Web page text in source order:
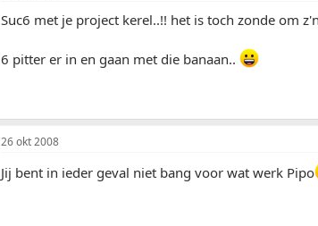
Suc6 met je project kerel..!! het is toch zonde om
6 pitter er in en gaan met die banaan..
26 okt 2008
Jij bent in ieder geval niet bang voor wat werk Pipo